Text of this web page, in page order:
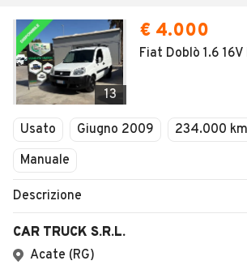
13
€ 4.000
Fiat Doblò 1.6
Usato Giugno 2009 234.000 km
Manuale
Descrizione
CAR TRUCK S.R.L.
Acate (RG)